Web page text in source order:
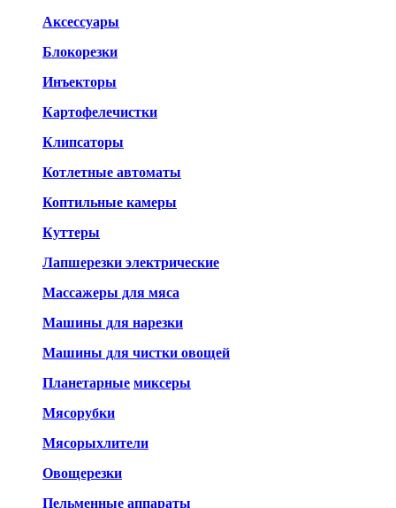
Аксессуары
Блокорезки
Инъекторы
Картофелечистки
Клипсаторы
Котлетные автоматы
Коптильные камеры
Куттеры
Лапшерезки электрические
Массажеры для мяса
Машины для нарезки
Машины для чистки овощей
Планетарные миксеры
Мясорубки
Мясорыхлители
Овощерезки
Пельменные аппараты